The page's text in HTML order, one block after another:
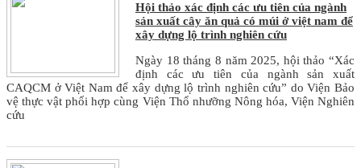
Hội thảo xác định các ưu tiên của ngành
sản xuất cây ăn quả có múi ở việt nam để
xây dựng lộ trình nghiên cứu
Ngày 18 tháng 8 năm 2025, hội thảo “Xác
định các ưu tiên của ngành sản xuất
CAQCM ở Việt Nam để xây dựng lộ trình nghiên cứu” do Viện Bảo
vệ thực vật phối hợp cùng Viện Thổ nhưỡng Nông hóa, Viện Nghiên
cứu